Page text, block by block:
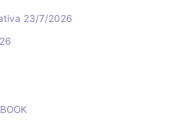
23/7/2026